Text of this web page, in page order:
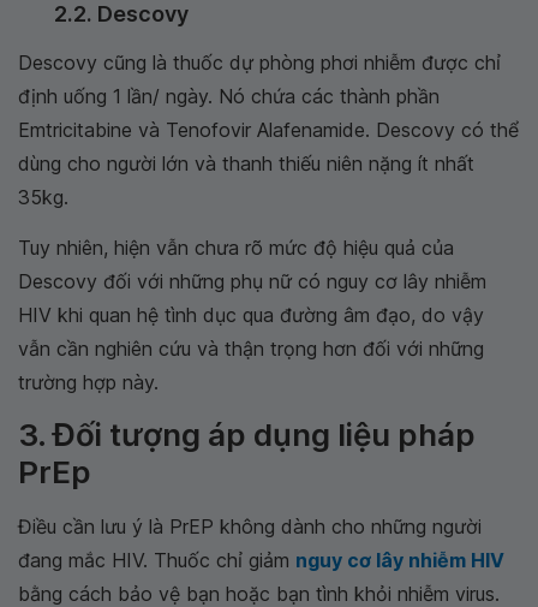
2.2. Descovy
Descovy cũng là thuốc dự phòng phơi nhiễm được chỉ
định uống 1 lần/ ngày. Nó chứa các thành phần
Emtricitabine và Tenofovir Alafenamide. Descovy có thể
dùng cho người lớn và thanh thiếu niên nặng ít nhất
35kg.
Tuy nhiên, hiện vẫn chưa rõ mức độ hiệu quả của
Descovy đối với những phụ nữ có nguy cơ lây nhiễm
HIV khi quan hệ tình dục qua đường âm đạo, do vậy
vẫn cần nghiên cứu và thận trọng hơn đối với những
trường hợp này.
3. Đối tượng áp dụng liệu pháp
PrEp
Điều cần lưu ý là PrEP không dành cho những người
đang mắc HIV. Thuốc chỉ giảm nguy cơ lây nhiễm HIV
bằng cách bảo vệ bạn hoặc bạn tình khỏi nhiễm virus.